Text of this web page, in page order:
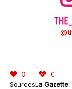
0 0
SourcesLa Gazette